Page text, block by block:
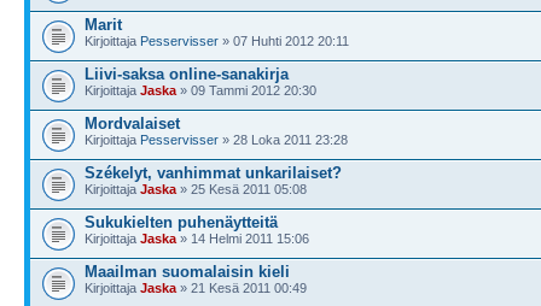
Marit
Kirjoittaja Pesservisser » 07 Huhti 2012 20:11
Liivi-saksa online-sanakirja
Kirjoittaja Jaska » 09 Tammi 2012 20:30
Mordvalaiset
Kirjoittaja Pesservisser » 28 Loka 2011 23:28
Székelyt, vanhimmat unkarilaiset?
Kirjoittaja Jaska » 25 Kesä 2011 05:08
Sukukielten puhenäytteitä
Kirjoittaja Jaska » 14 Helmi 2011 15:06
Maailman suomalaisin kieli
Kirjoittaja Jaska » 21 Kesä 2011 00:49